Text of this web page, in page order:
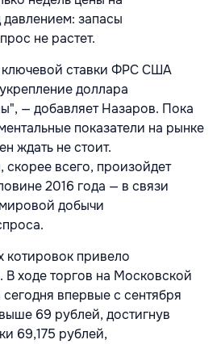
давлением: запасы
не растет.
ставки ФРС США
доллара
— добавляет Назаров. Пока
показатели на рынке
ждать не стоит.
скорее всего, произойдет
2016 года — в связи
добычи
привело
В ходе торгов на Московской
впервые с сентября
69 рублей, достигнув
69,175 рублей,